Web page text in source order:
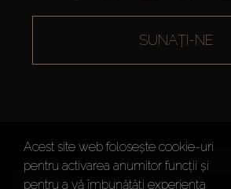
SUNAȚI-NE
AX CAPITAL ©2026 Toate
Termeni de
Politica de
Acest site web folosește cookie-uri
pentru activarea anumitor funcții și
pentru a vă îmbunătăți experiența